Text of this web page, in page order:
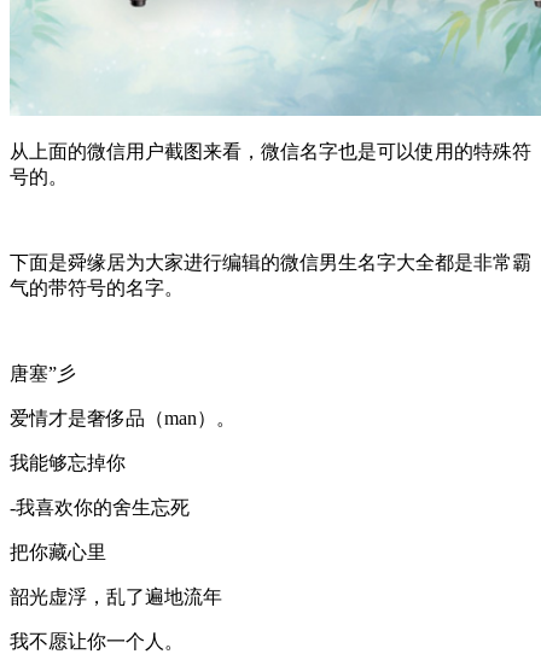
从上面的微信用户截图来看，微信名字也是可以使用的特殊符
号的。
下面是舜缘居为大家进行编辑的微信男生名字大全都是非常霸
气的带符号的名字。
唐塞”彡
爱情才是奢侈品（man）。
我能够忘掉你
-我喜欢你的舍生忘死
把你藏心里
韶光虚浮，乱了遍地流年
我不愿让你一个人。